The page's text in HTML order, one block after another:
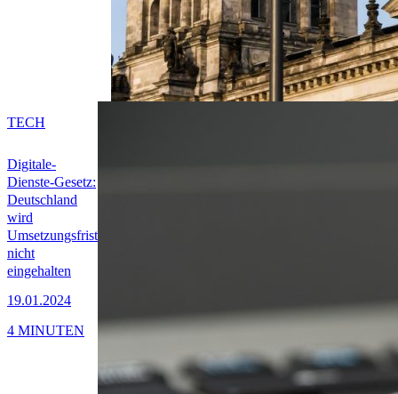
Digitale-
Dienste-Gesetz:
Deutschland
wird
Umsetzungsfrist
nicht
eingehalten
19.01.2024
TECH
4 MINUTEN